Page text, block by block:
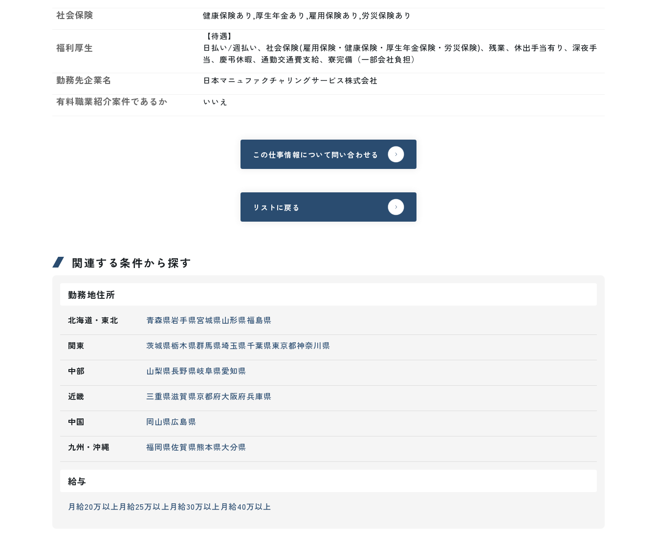
社会保険 健康保険あり,厚生年金あり,雇用保険あり,労災保険あり
福利厚生
【待遇】
日払い/週払い、社会保険(雇用保険・健康保険・厚生年金保険・労災保険)、残業、休出手当有り、深夜手
当、慶弔休暇、通勤交通費支給、寮完備（一部会社負担）
勤務先企業名 日本マニュファクチャリングサービス株式会社
有料職業紹介案件であるか いいえ
この仕事情報について問い合わせる
リストに戻る
関連する条件から探す
勤務地住所
北海道・東北 青森県岩手県宮城県山形県福島県
関東 茨城県栃木県群馬県埼玉県千葉県東京都神奈川県
中部 山梨県長野県岐阜県愛知県
近畿 三重県滋賀県京都府大阪府兵庫県
中国 岡山県広島県
九州・沖縄 福岡県佐賀県熊本県大分県
給与
月給20万以上月給25万以上月給30万以上月給40万以上